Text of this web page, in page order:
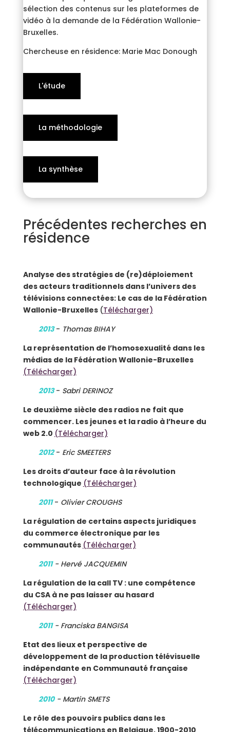
sélection des contenus sur les plateformes de
vidéo à la demande de la Fédération Wallonie-
Bruxelles.
Chercheuse en résidence: Marie Mac Donough
L'étude
La méthodologie
La synthèse
Précédentes recherches en
résidence
Analyse des stratégies de (re)déploiement
des acteurs traditionnels dans l’univers des
télévisions connectées: Le cas de la Fédération
Wallonie-Bruxelles (Télécharger)
2013- Thomas BIHAY
La représentation de l’homosexualité dans les
médias de la Fédération Wallonie-Bruxelles
(Télécharger)
2013- Sabri DERINOZ
Le deuxième siècle des radios ne fait que
commencer. Les jeunes et la radio à l’heure du
web 2.0 (Télécharger)
2012- Eric SMEETERS
Les droits d’auteur face à la révolution
technologique (Télécharger)
2011- Olivier CROUGHS
La régulation de certains aspects juridiques
du commerce électronique par les
communautés (Télécharger)
2011- Hervé JACQUEMIN
La régulation de la call TV : une compétence
du CSA à ne pas laisser au hasard
(Télécharger)
2011- Franciska BANGISA
Etat des lieux et perspective de
développement de la production télévisuelle
indépendante en Communauté française
(Télécharger)
2010- Martin SMETS
Le rôle des pouvoirs publics dans les
télécommunications en Belgique, 1900-2010